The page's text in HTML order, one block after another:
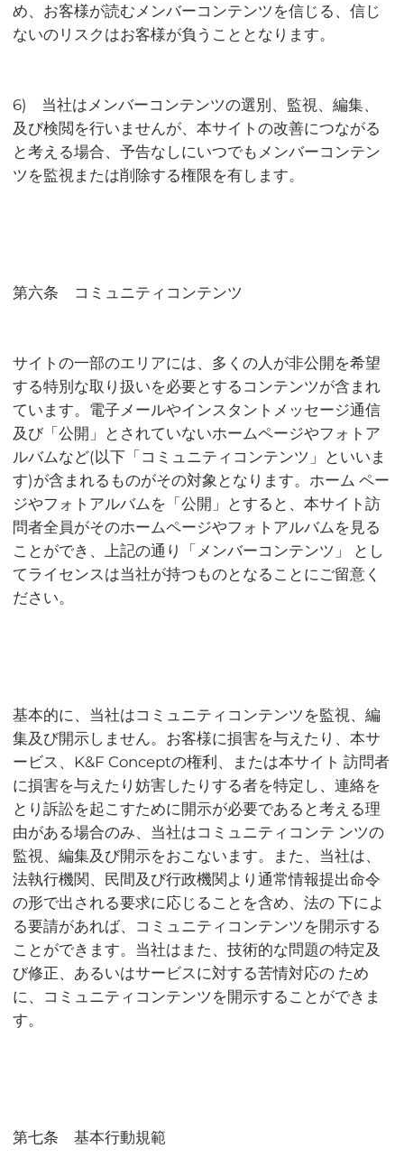
め、お客様が読むメンバーコンテンツを信じる、信じ
ないのリスクはお客様が負うこととなります。
6) 当社はメンバーコンテンツの選別、監視、編集、
及び検閲を行いませんが、本サイトの改善につながる
と考える場合、予告なしにいつでもメンバーコンテン
ツを監視または削除する権限を有します。
第六条 コミュニティコンテンツ
サイトの一部のエリアには、多くの人が非公開を希望
する特別な取り扱いを必要とするコンテンツが含まれ
ています。電子メールやインスタントメッセージ通信
及び「公開」とされていないホームページやフォトア
ルバムなど(以下「コミュニティコンテンツ」といいま
す)が含まれるものがその対象となります。ホーム ペー
ジやフォトアルバムを「公開」とすると、本サイト訪
問者全員がそのホームページやフォトアルバムを見る
ことができ、上記の通り「メンバーコンテンツ」 とし
てライセンスは当社が持つものとなることにご留意く
ださい。
基本的に、当社はコミュニティコンテンツを監視、編
集及び開示しません。お客様に損害を与えたり、本サ
ービス、K&F Conceptの権利、または本サイト 訪問者
に損害を与えたり妨害したりする者を特定し、連絡を
とり訴訟を起こすために開示が必要であると考える理
由がある場合のみ、当社はコミュニティコンテ ンツの
監視、編集及び開示をおこないます。また、当社は、
法執行機関、民間及び行政機関より通常情報提出命令
の形で出される要求に応じることを含め、法の 下によ
る要請があれば、コミュニティコンテンツを開示する
ことができます。当社はまた、技術的な問題の特定及
び修正、あるいはサービスに対する苦情対応の ため
に、コミュニティコンテンツを開示することができま
す。
第七条 基本行動規範